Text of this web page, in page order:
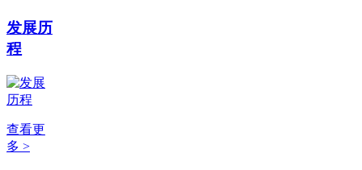
发展历
程
查看更
多 >